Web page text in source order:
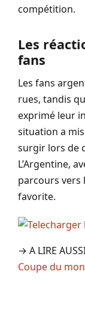
compétition.
Les
fans
Les fans
rues, tandis
exprimé leur
situation a
surgir lors de
L’Argentine,
parcours
favorite.
→ A LIRE
Coupe du